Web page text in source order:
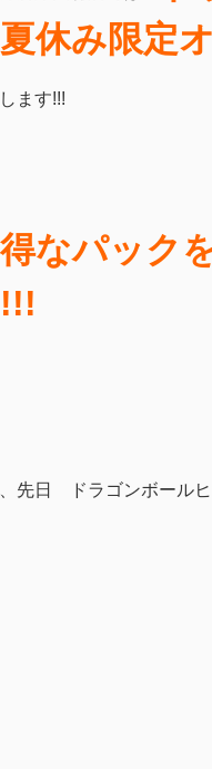
休み限定
します!!!
なパック
先日 ドラゴンボール